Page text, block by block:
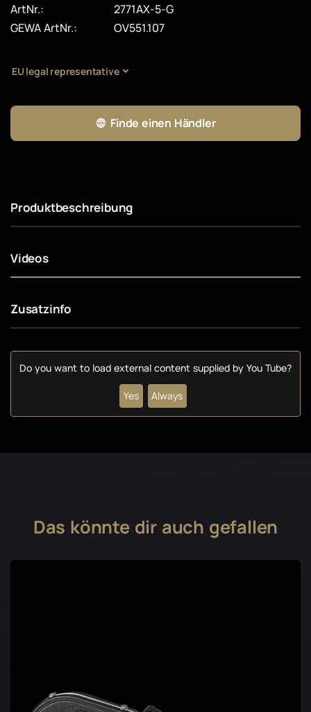
ArtNr.:
2771AX-5-G
GEWA ArtNr.:
OV551.107
EU legal representative
Finde einen Händler
Produktbeschreibung
Videos
Zusatzinfo
Do you want to load external content supplied by You Tube?
Yes Always
Das könnte dir auch gefallen